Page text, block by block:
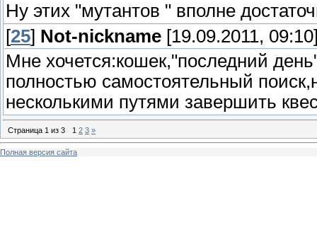
Ну этих "мутантов " вполне
[25] Not-nickname [19.09.2011,
Мне хочется:кошек,"последний
полностью самостоятельный
несколькими путями завершить
Страница 1 из 3 1 2 3 »
Полная версия сайта